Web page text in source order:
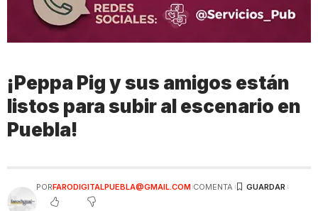
¡Peppa Pig y sus amigos están
listos para subir al escenario en
Puebla!
PORFARODIGITALPUEBLA@GMAIL.COM COMENTA